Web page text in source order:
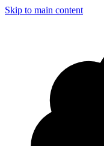
Skip to main content